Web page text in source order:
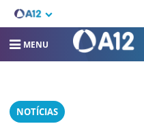
MENU
NOTÍCIAS